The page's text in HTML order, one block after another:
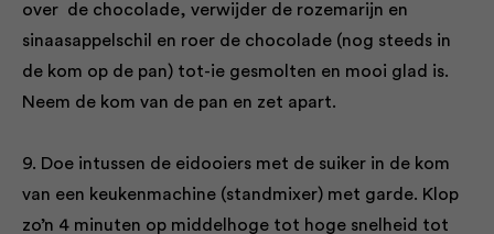
over de chocolade, verwijder de rozemarijn en
sinaasappelschil en roer de chocolade (nog steeds in
de kom op de pan) tot-ie gesmolten en mooi glad is.
Neem de kom van de pan en zet apart.
9. Doe intussen de eidooiers met de suiker in de kom
van een keukenmachine (standmixer) met garde. Klop
zo’n 4 minuten op middelhoge tot hoge snelheid tot